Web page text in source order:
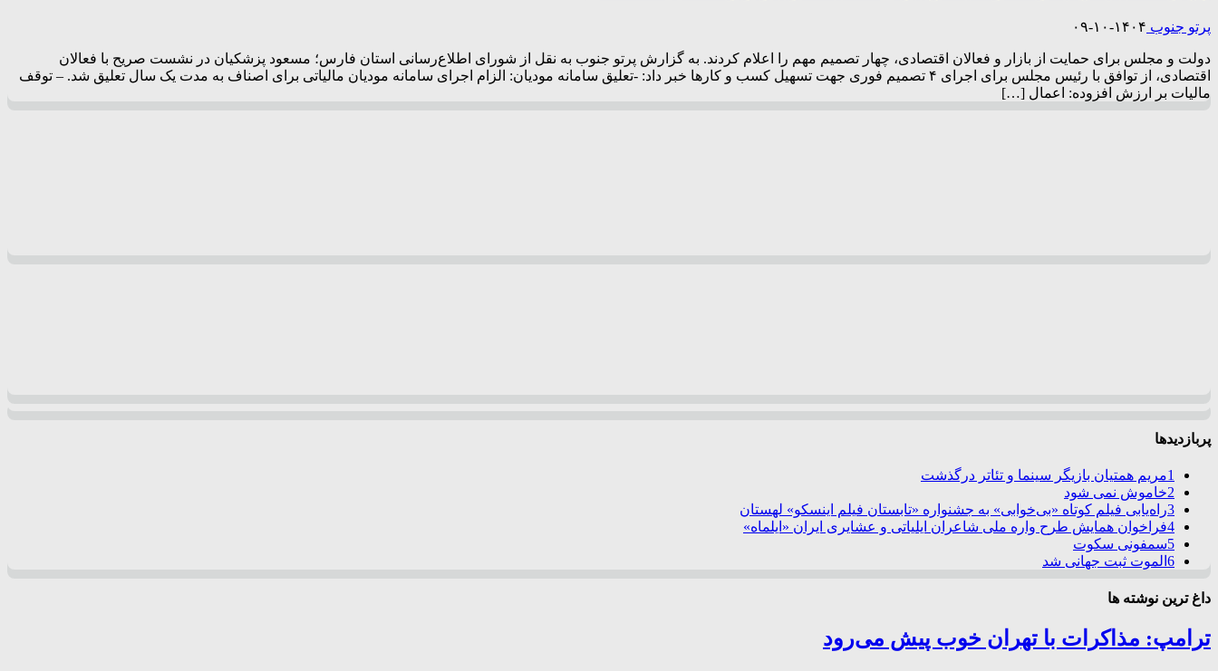
پرتو جنوب ۱۴۰۴-۱۰-۰۹
دولت و مجلس برای حمایت از بازار و فعالان اقتصادی، چهار تصمیم مهم را اعلام کردند. به گزارش پرتو جنوب به نقل از شورای اطلاع‌رسانی استان فارس؛ مسعود پزشکیان در نشست صریح با فعالان
اقتصادی، از توافق با رئیس مجلس برای اجرای ۴ تصمیم فوری جهت تسهیل کسب‌ و کارها خبر داد: -تعلیق سامانه مودیان: الزام اجرای سامانه مودیان مالیاتی برای اصناف به مدت یک سال تعلیق شد. – توقف
مالیات بر ارزش افزوده: اعمال […]
پربازدیدها
1مریم همتیان بازیگر سینما و تئاتر درگذشت
2خاموش نمی شود
3راه‌یابی فیلم کوتاه «بی‌خوابی» به جشنواره «تابستان فیلم اینسکو» لهستان
4فراخوان همایش طرح واره ملی شاعران ایلیاتی و عشایری ایران «ایلماه»
5سمفونی سکوت
6 الموت ثبت جهانی شد
داغ ترین نوشته ها
ترامپ: مذاکرات با تهران خوب پیش می‌رود